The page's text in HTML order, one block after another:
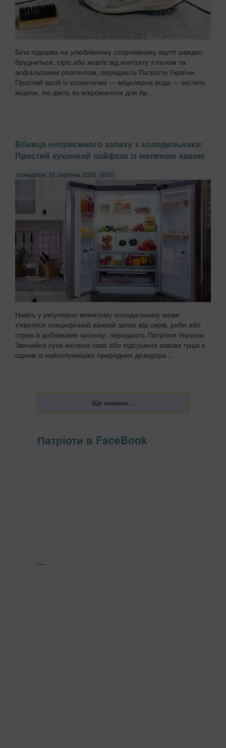
Біла підошва на улюбленому спортивному взутті швидко
брудниться, сіріє або жовтіє від контакту з пилом та
асфальтовим реагентом, передають Патріоти України.
Простий засіб із косметички — міцелярна вода — містить
міцели, які діють як мікромагніти для бр...
Вбивця неприємного запаху з холодильника:
Простий кухонний лайфхак із меленою кавою
понеділок, 10 серпень 2026, 10:07
Навіть у регулярно вимитому холодильнику може
з'явитися специфічний важкий запах від сирів, риби або
страв із добавками часнику, передають Патріоти України.
Звичайна суха мелена кава або підсушена кавова гуща є
одним із найпотужніших природних дезодора...
Патріоти в FaceBook